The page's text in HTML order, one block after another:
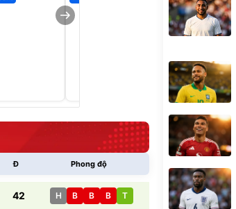
Đ Phong độ
42 H B B B T